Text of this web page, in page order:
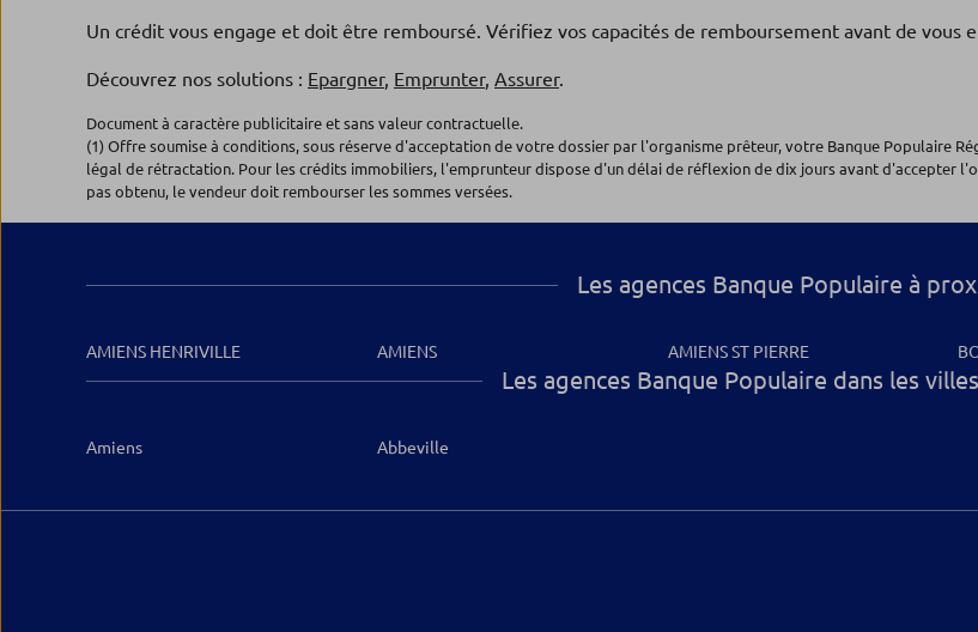
Un crédit vous engage et doit être remboursé. Vérifiez vos capacités de remboursement avant de vous
Découvrez nos solutions : Epargner, Emprunter, Assurer.
Document à caractère publicitaire et sans valeur contractuelle.
(1) Offre soumise à conditions, sous réserve d'acceptation de votre dossier par l'organisme prêteur, votre Banque Populaire
légal de rétractation. Pour les crédits immobiliers, l'emprunteur dispose d'un délai de réflexion de dix jours avant d'accepter
pas obtenu, le vendeur doit rembourser les sommes versées.
Les agences Banque Populaire à
AMIENS HENRIVILLE AMIENS AMIENS ST PIERRE
Les agences Banque Populaire dans les
Amiens Abbeville